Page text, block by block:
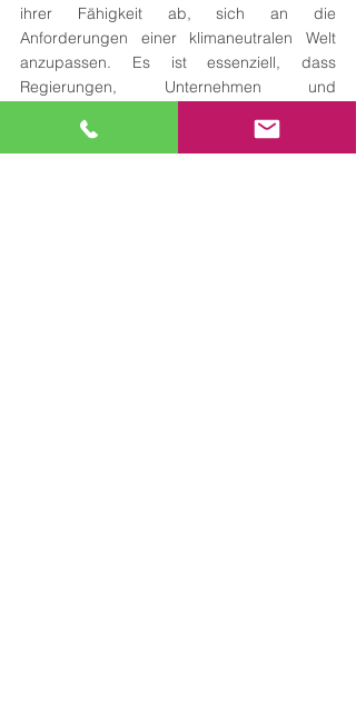
ihrer Fähigkeit ab, sich an die
Anforderungen einer klimaneutralen Welt
anzupassen. Es ist essenziell, dass
Regierungen, Unternehmen und
zusammenarbeiten, um die technologische
und wirtschaftliche Transformation zu